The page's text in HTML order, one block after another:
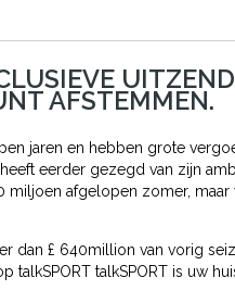
AFSTEMMEN.
jaren en hebben grote
eerder gezegd van zijn
afgelopen zomer, maar
dan £ 640million van vorig
talkSPORT is uw